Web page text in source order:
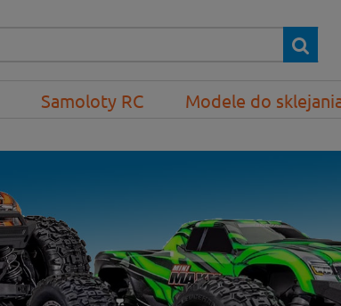
Samoloty RC Modele do